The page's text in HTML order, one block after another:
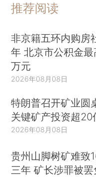
推荐阅读
非京籍五环内购房
年 北京市公积金
万元
2026年08月08日
特朗普召开矿业圆
关键矿产投资超20
2026年08月08日
贵州山脚树矿难致
三年 矿长涉罪被罢